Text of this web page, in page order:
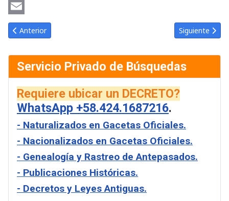
Copy
Link
Email
Artículo anterior: Gaceta Oficial de Venezuela #5695 del viernes
Anterior Artículo
Siguiente
Servicio Privado de Búsquedas
Requiere ubicar un DECRETO?
WhatsApp +58.424.1687216.
- Naturalizados en Gacetas Oficiales.
- Nacionalizados en Gacetas Oficiales.
- Genealogía y Rastreo de Antepasados.
- Publicaciones Históricas.
- Decretos y Leyes Antiguas.